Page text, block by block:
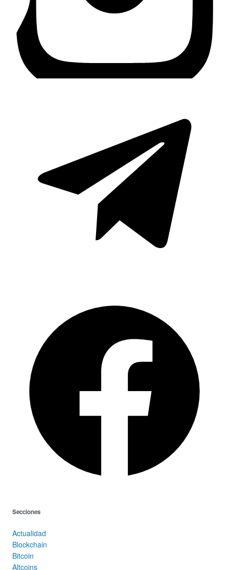
Secciones
Actualidad
Blockchain
Bitcoin
Altcoins